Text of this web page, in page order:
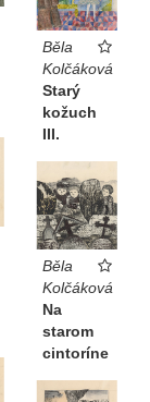
Běla
Kolčáková
Starý
kožuch
III.
Běla
Kolčáková
Na
starom
cintoríne